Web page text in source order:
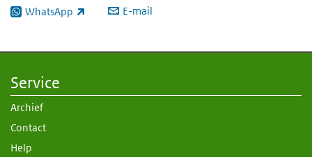
WhatsApp
(externe link) E-mail
Service
Archief
Contact
Help